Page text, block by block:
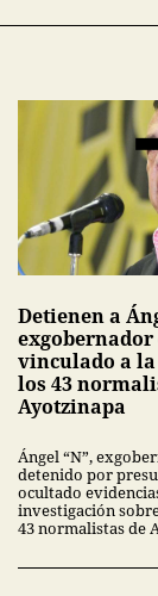
Detienen a
vinculado a
los 43
Ayotzinapa
Ángel “N”,
detenido por
ocultado
investigación
43 normalistas de